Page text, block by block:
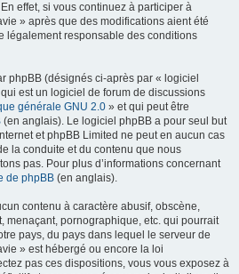
effet, si vous continuez à participer à
» après que des modifications aient été
légalement responsable des conditions
phpBB (désignés ci-après par « logiciel
est un logiciel de forum de discussions
générale GNU 2.0 » et qui peut être
(en anglais). Le logiciel phpBB a pour seul but
et phpBB Limited ne peut en aucun cas
la conduite et du contenu que nous
pas. Pour plus d’informations concernant
de phpBB (en anglais).
contenu à caractère abusif, obscène,
menaçant, pornographique, etc. qui pourrait
pays, du pays dans lequel le serveur de
» est hébergé ou encore la loi
pas ces dispositions, vous vous exposez à